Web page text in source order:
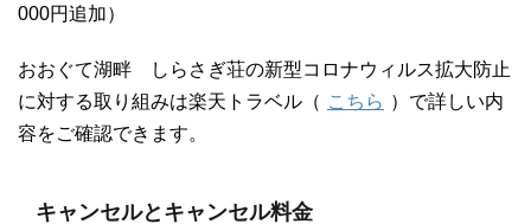
000円追加）
おおぐて湖畔 しらさぎ荘の新型コロナウィルス拡大防止
に対する取り組みは楽天トラベル（ こちら ）で詳しい内
容をご確認できます。
キャンセルとキャンセル料金